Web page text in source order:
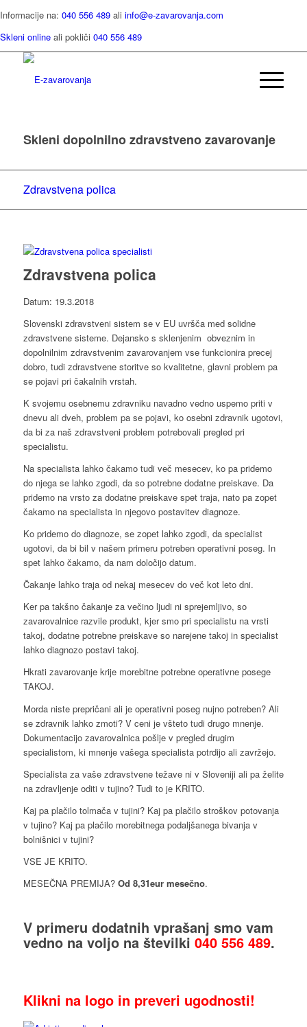
Informacije na: 040 556 489 ali info@e-zavarovanja.com
Skleni online ali pokliči 040 556 489
Skleni dopolnilno zdravstveno zavarovanje
Zdravstvena polica
Zdravstvena polica
Datum: 19.3.2018
Slovenski zdravstveni sistem se v EU uvršča med solidne
zdravstvene sisteme. Dejansko s sklenjenim obveznim in
dopolnilnim zdravstvenim zavarovanjem vse funkcionira precej
dobro, tudi zdravstvene storitve so kvalitetne, glavni problem pa
se pojavi pri čakalnih vrstah.
K svojemu osebnemu zdravniku navadno vedno uspemo priti v
dnevu ali dveh, problem pa se pojavi, ko osebni zdravnik ugotovi,
da bi za naš zdravstveni problem potrebovali pregled pri
specialistu.
Na specialista lahko čakamo tudi več mesecev, ko pa pridemo
do njega se lahko zgodi, da so potrebne dodatne preiskave. Da
pridemo na vrsto za dodatne preiskave spet traja, nato pa zopet
čakamo na specialista in njegovo postavitev diagnoze.
Ko pridemo do diagnoze, se zopet lahko zgodi, da specialist
ugotovi, da bi bil v našem primeru potreben operativni poseg. In
spet lahko čakamo, da nam določijo datum.
Čakanje lahko traja od nekaj mesecev do več kot leto dni.
Ker pa takšno čakanje za večino ljudi ni sprejemljivo, so
zavarovalnice razvile produkt, kjer smo pri specialistu na vrsti
takoj, dodatne potrebne preiskave so narejene takoj in specialist
lahko diagnozo postavi takoj.
Hkrati zavarovanje krije morebitne potrebne operativne posege
TAKOJ.
Morda niste prepričani ali je operativni poseg nujno potreben? Ali
se zdravnik lahko zmoti? V ceni je všteto tudi drugo mnenje.
Dokumentacijo zavarovalnica pošlje v pregled drugim
specialistom, ki mnenje vašega specialista potrdijo ali zavržejo.
Specialista za vaše zdravstvene težave ni v Sloveniji ali pa želite
na zdravljenje oditi v tujino? Tudi to je KRITO.
Kaj pa plačilo tolmača v tujini? Kaj pa plačilo stroškov potovanja
v tujino? Kaj pa plačilo morebitnega podaljšanega bivanja v
bolnišnici v tujini?
VSE JE KRITO.
MESEČNA PREMIJA? Od 8,31eur mesečno.
V primeru dodatnih vprašanj smo vam
vedno na voljo na številki 040 556 489.
Klikni na logo in preveri ugodnosti!